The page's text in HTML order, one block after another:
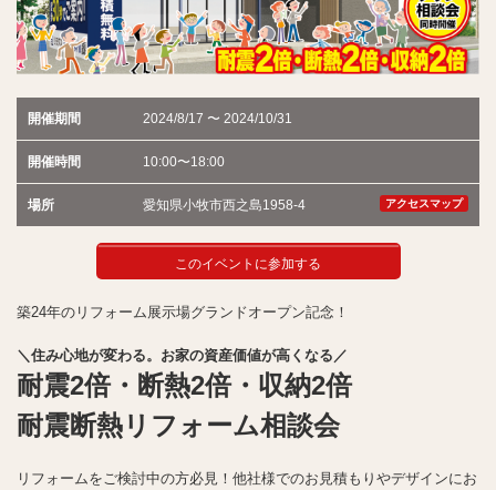
開催期間 2024/8/17 〜 2024/10/31
開催時間 10:00〜18:00
場所 愛知県小牧市西之島1958-4 アクセスマップ
このイベントに参加する
築24年のリフォーム展示場グランドオープン記念！
＼住み心地が変わる。お家の資産価値が高くなる／
耐震2倍・断熱2倍・収納2倍
耐震断熱リフォーム相談会
リフォームをご検討中の方必見！他社様でのお見積もりやデザインにお